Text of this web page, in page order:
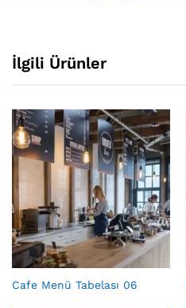
İlgili Ürünler
Cafe Menü Tabelası 06